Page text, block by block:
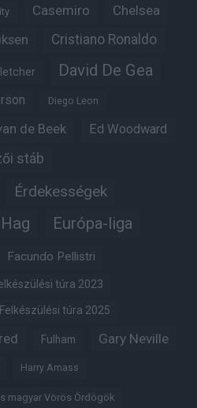
Casemiro Chelsea
Cristiano Ronaldo
David De Gea
Diego Leon
de Beek Ed Woodward
stáb
Érdekességek
Európa-liga
Facundo Pellistri
túra 2023
Felkészülési túra 2025
Fulham Gary Neville
Harry Amass
magyar Vörös Ördögök